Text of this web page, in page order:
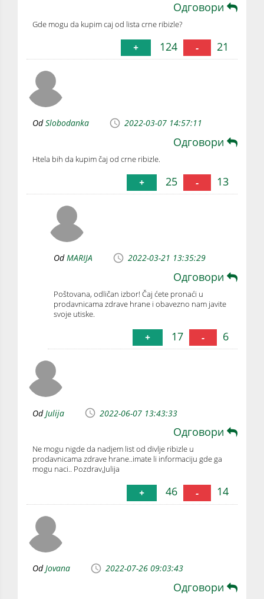
Одговори
Gde mogu da kupim caj od lista crne ribizle?
+ 124 - 21
OdSlobodanka 2022-03-07 14:57:11
Одговори
Htela bih da kupim čaj od crne ribizle.
+ 25 - 13
OdMARIJA 2022-03-21 13:35:29
Одговори
Poštovana, odličan izbor! Čaj ćete pronaći u
prodavnicama zdrave hrane i obavezno nam javite
svoje utiske.
+ 17 - 6
Od Julija 2022-06-07 13:43:33
Одговори
Ne mogu nigde da nadjem list od divlje ribizle u
prodavnicama zdrave hrane..imate li informaciju gde ga
mogu naci.. Pozdrav,Julija
+ 46 - 14
Od Jovana 2022-07-26 09:03:43
Одговори